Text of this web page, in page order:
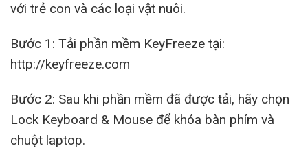
với trẻ con và các loại vật nuôi.
Bước 1: Tải phần mềm KeyFreeze tại:
http://keyfreeze.com
Bước 2: Sau khi phần mềm đã được tải, hãy chọn
Lock Keyboard & Mouse để khóa bàn phím và
chuột laptop.